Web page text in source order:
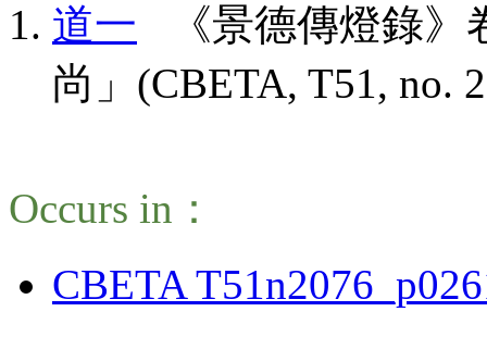
道一 《景德傳燈錄
尚」(CBETA, T51, no.
Occurs in：
CBETA